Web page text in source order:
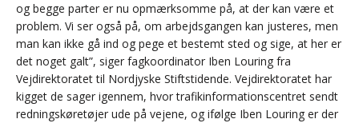
og begge parter er nu opmærksomme på, at der kan være et
problem. Vi ser også på, om arbejdsgangen kan justeres, men
man kan ikke gå ind og pege et bestemt sted og sige, at her er
det noget galt”, siger fagkoordinator Iben Louring fra
Vejdirektoratet til Nordjyske Stiftstidende. Vejdirektoratet har
kigget de sager igennem, hvor trafikinformationscentret sendt
redningskøretøjer ude på vejene, og ifølge Iben Louring er der